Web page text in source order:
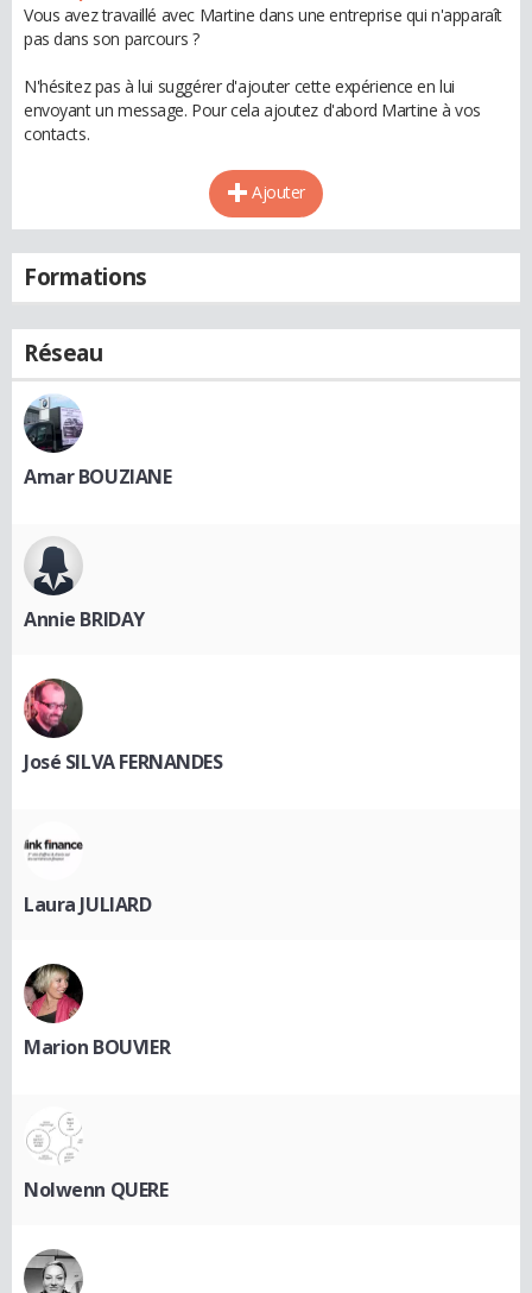
Vous avez travaillé avec Martine dans une entreprise qui n'apparaît
pas dans son parcours ?
N'hésitez pas à lui suggérer d'ajouter cette expérience en lui
envoyant un message. Pour cela ajoutez d'abord Martine à vos
contacts.
Ajouter
Formations
Réseau
Amar BOUZIANE
Annie BRIDAY
José SILVA FERNANDES
Laura JULIARD
Marion BOUVIER
Nolwenn QUERE